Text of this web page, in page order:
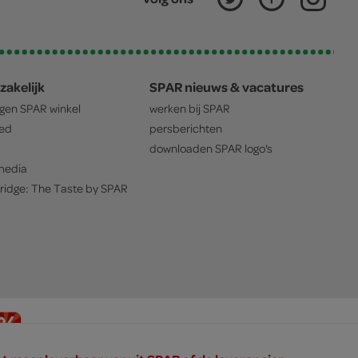
SPAR winkel
The Taste bySPAR
SPAR nieuws & vacatures
werken bij SPAR
persberichten
downloaden SPAR logo's